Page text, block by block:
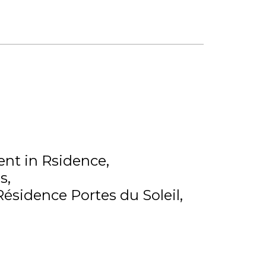
in Rsidence
Portes du Soleil